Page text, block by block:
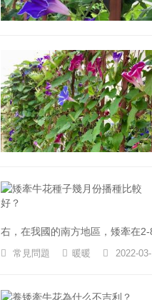
右，在我國的南方地區，矮牽在
常見問題 暖暖 2022-